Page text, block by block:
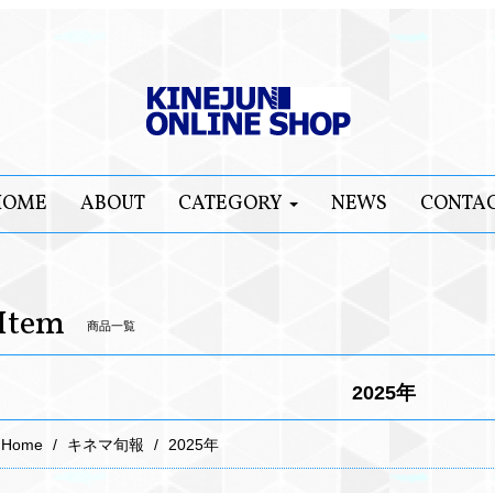
ABOUT CATEGORY NEWS
商品一覧
2025年
Home キネマ旬報 2025年